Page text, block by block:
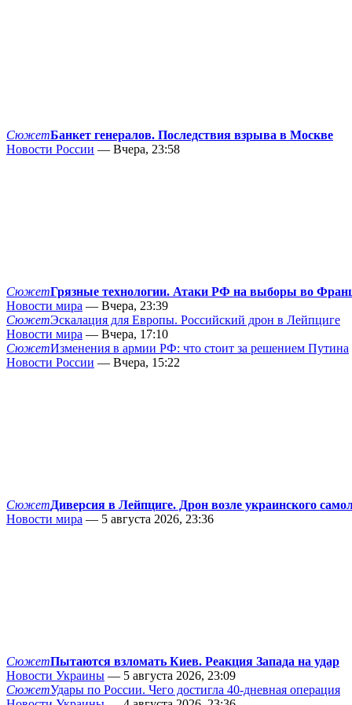
СюжетБанкет генералов. Последствия взрыва в Москве
Новости России — Вчера, 23:58
СюжетГрязные технологии. Атаки РФ на выборы во
Новости мира — Вчера, 23:39
СюжетЭскалация для Европы. Российский дрон в Лейпциге
Новости мира — Вчера, 17:10
СюжетИзменения в армии РФ: что стоит за решением Путина
Новости России — Вчера, 15:22
СюжетДиверсия в Лейпциге. Дрон возле украинского
Новости мира — 5 августа 2026, 23:36
СюжетПытаются взломать Киев. Реакция Запада на удар
Новости Украины — 5 августа 2026, 23:09
СюжетУдары по России. Чего достигла 40-дневная операция